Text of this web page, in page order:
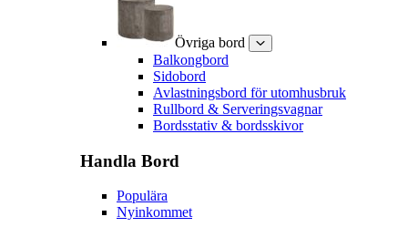
Övriga bord
Balkongbord
Sidobord
Avlastningsbord för utomhusbruk
Rullbord & Serveringsvagnar
Bordsstativ & bordsskivor
Handla Bord
Populära
Nyinkommet